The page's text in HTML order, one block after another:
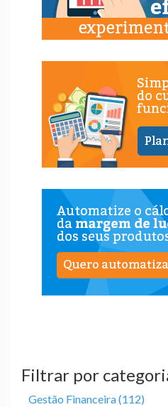
Filtrar por
Gestão Financeira (112)